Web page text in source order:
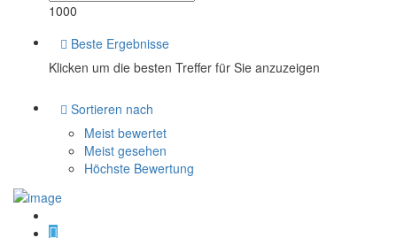
1000
Beste Ergebnisse
Klicken um die besten Treffer für Sie anzuzeigen
Sortieren nach
Meist bewertet
Meist gesehen
Höchste Bewertung